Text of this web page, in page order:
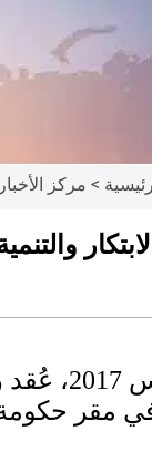
> مركز
في 25
مقر